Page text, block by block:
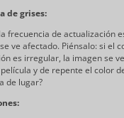
de grises:
frecuencia de actualización
ve afectado. Piénsalo: si el
es irregular, la imagen se
y de repente el color
de lugar?